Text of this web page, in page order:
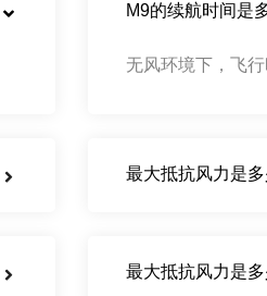
M9的续航时间是
无风环境下，飞行
最大抵抗风力是多
最大抵抗风力是多